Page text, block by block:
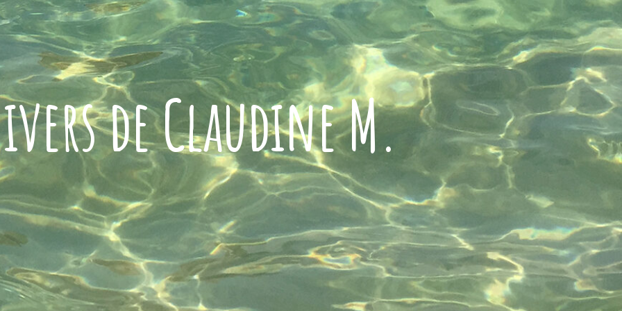
de Claudine M.